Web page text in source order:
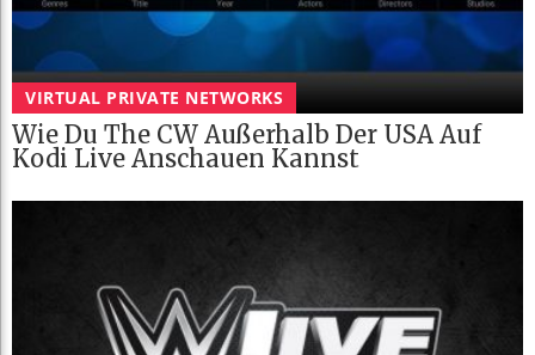
VIRTUAL PRIVATE NETWORKS
Wie Du The CW Außerhalb Der USA Auf
Kodi Live Anschauen Kannst